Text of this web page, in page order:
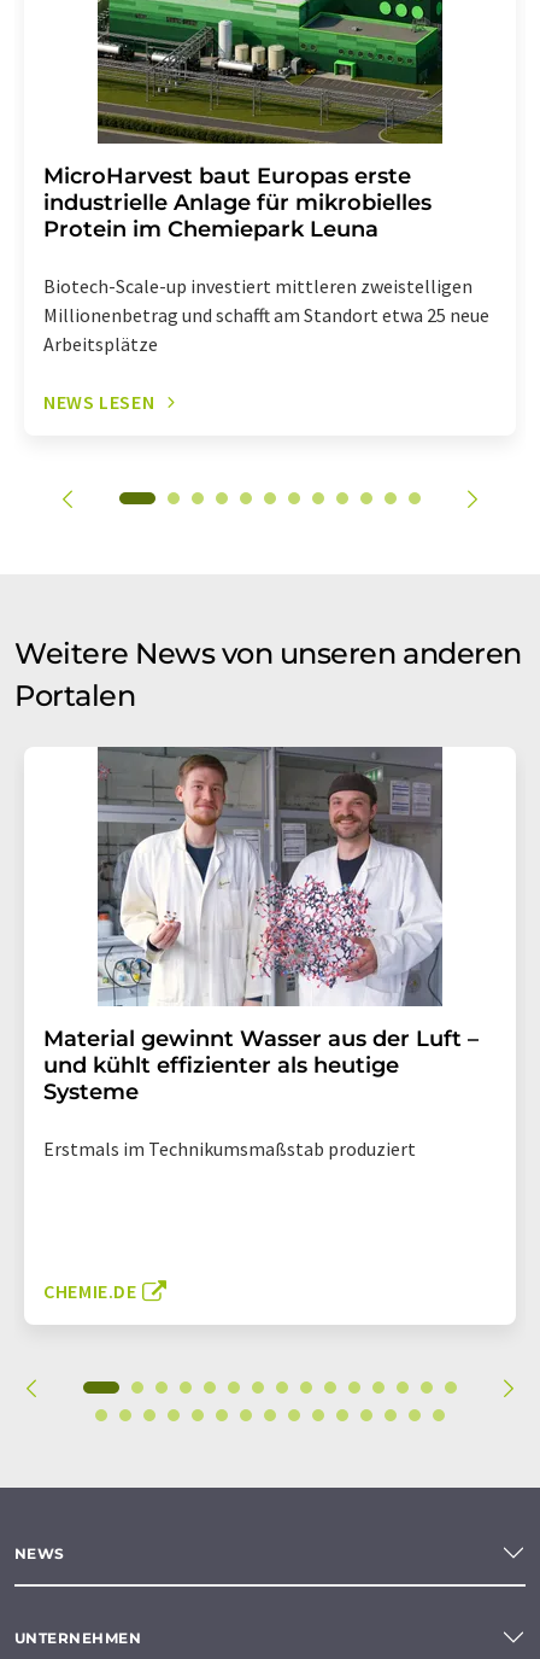
enthalten.
MicroHarvest baut Europas erste
industrielle Anlage für mikrobielles
Protein im Chemiepark Leuna
Biotech-Scale-up investiert mittleren zweistelligen
Millionenbetrag und schafft am Standort etwa 25 neue
Arbeitsplätze
NEWS LESEN
Weitere News von unseren anderen
Portalen
Material gewinnt Wasser aus der Luft –
und kühlt effizienter als heutige
Systeme
Erstmals im Technikumsmaßstab produziert
CHEMIE.DE
NEWS
UNTERNEHMEN